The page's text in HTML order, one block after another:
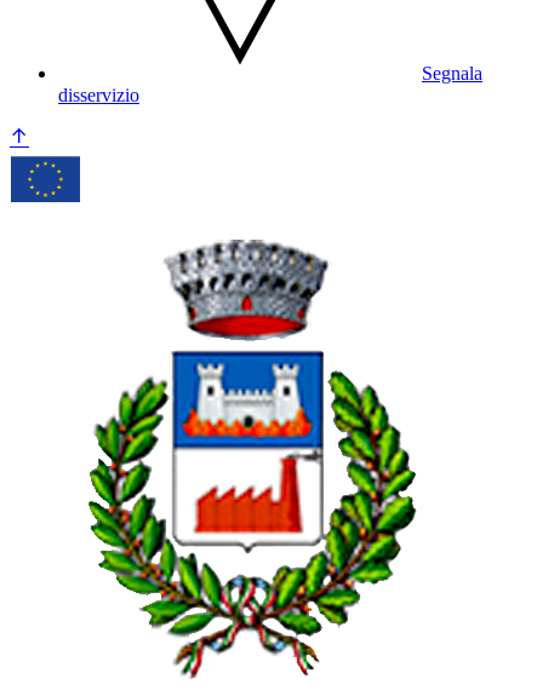
Segnala
disservizio